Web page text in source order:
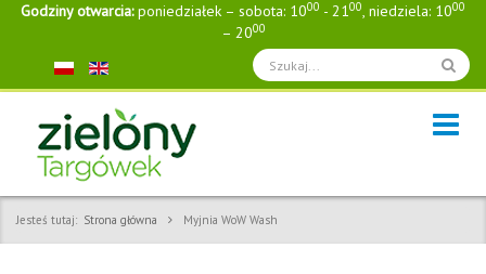
Godziny otwarcia:poniedziałek – sobota: 1000 - 2100, niedziela: 1000
– 2000
Jesteś tutaj: Strona główna Myjnia WoW Wash